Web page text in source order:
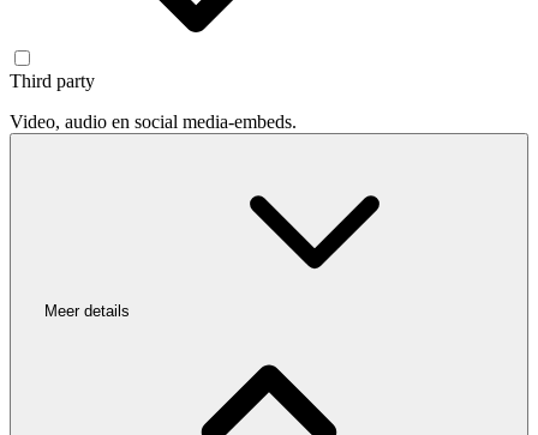
Third party
Video, audio en social media-embeds.
Meer details